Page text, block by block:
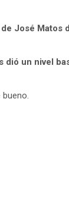
José Matos
dió un nivel